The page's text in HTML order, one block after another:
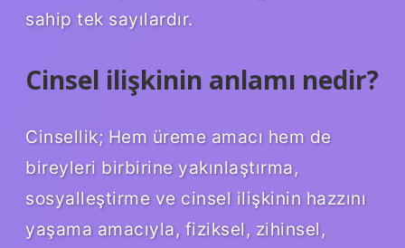
sahip tek sayılardır.
Cinsel ilişkinin anlamı nedir?
Cinsellik; Hem üreme amacı hem de
bireyleri birbirine yakınlaştırma,
sosyalleştirme ve cinsel ilişkinin hazzını
yaşama amacıyla, fiziksel, zihinsel,